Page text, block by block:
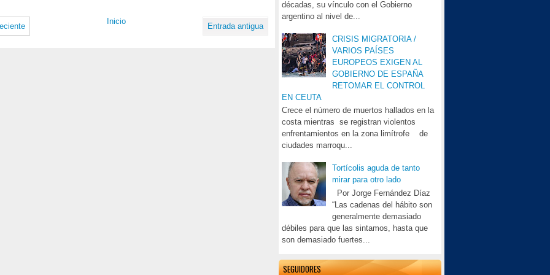
décadas, su vínculo con el Gobierno
argentino al nivel de...
CRISIS MIGRATORIA /
VARIOS PAÍSES
EUROPEOS EXIGEN AL
GOBIERNO DE ESPAÑA
RETOMAR EL CONTROL
EN CEUTA
Crece el número de muertos hallados en la
costa mientras se registran violentos
enfrentamientos en la zona limítrofe de
ciudades marroqu...
Tortícolis aguda de tanto
mirar para otro lado
Por Jorge Fernández Díaz
“Las cadenas del hábito son
generalmente demasiado
débiles para que las sintamos, hasta que
son demasiado fuertes...
SEGUIDORES
Entrada antigua
Inicio